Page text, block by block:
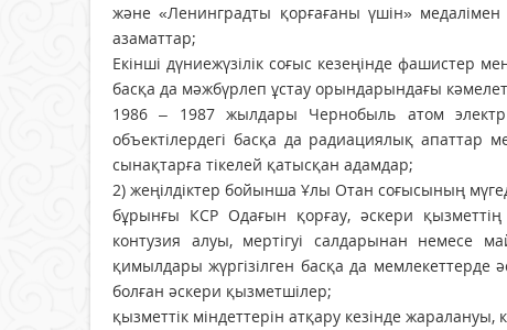
және «Ле­нинградты қорғағаны үшiн» медалiмен
азаматтар;
Екiншi дүниежүзiлiк соғыс кезеңiнде фашистер
басқа да мәжбүрлеп ұстау орындарындағы
1986 – 1987 жылдары Чернобыль атом электр
объектiлердегi басқа да радиациялық апаттар
сынақтарға тiкелей қа­тыс­қан адамдар;
2) жеңілдіктер бойынша Ұлы Отан соғы­сының
бұрынғы КСР Одағын қорғау, әскери
контузия алуы, мертігуі салдарынан немесе
қимылдары жүргiзiлген басқа да мемлекеттерде
болған әскери қызметшiлер;
қызметтік мiндеттерiн атқару кезiнде